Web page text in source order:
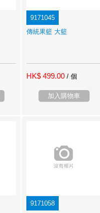
9171045
傳統果籃 大籃
HK$ 499.00 / 個
加入購物車
9171058